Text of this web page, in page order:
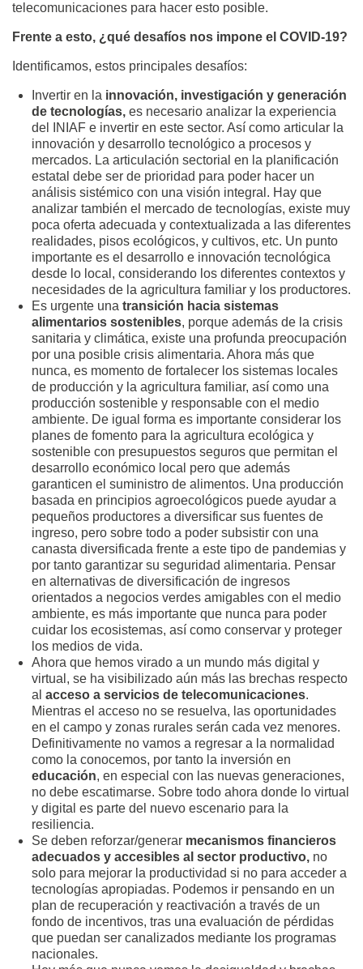
telecomunicaciones para hacer esto posible.
Frente a esto, ¿qué desafíos nos impone el COVID-19?
Identificamos, estos principales desafíos:
Invertir en la innovación, investigación y generación
de tecnologías, es necesario analizar la experiencia
del INIAF e invertir en este sector. Así como articular la
innovación y desarrollo tecnológico a procesos y
mercados. La articulación sectorial en la planificación
estatal debe ser de prioridad para poder hacer un
análisis sistémico con una visión integral. Hay que
analizar también el mercado de tecnologías, existe muy
poca oferta adecuada y contextualizada a las diferentes
realidades, pisos ecológicos, y cultivos, etc. Un punto
importante es el desarrollo e innovación tecnológica
desde lo local, considerando los diferentes contextos y
necesidades de la agricultura familiar y los productores.
Es urgente una transición hacia sistemas
alimentarios sostenibles, porque además de la crisis
sanitaria y climática, existe una profunda preocupación
por una posible crisis alimentaria. Ahora más que
nunca, es momento de fortalecer los sistemas locales
de producción y la agricultura familiar, así como una
producción sostenible y responsable con el medio
ambiente. De igual forma es importante considerar los
planes de fomento para la agricultura ecológica y
sostenible con presupuestos seguros que permitan el
desarrollo económico local pero que además
garanticen el suministro de alimentos. Una producción
basada en principios agroecológicos puede ayudar a
pequeños productores a diversificar sus fuentes de
ingreso, pero sobre todo a poder subsistir con una
canasta diversificada frente a este tipo de pandemias y
por tanto garantizar su seguridad alimentaria. Pensar
en alternativas de diversificación de ingresos
orientados a negocios verdes amigables con el medio
ambiente, es más importante que nunca para poder
cuidar los ecosistemas, así como conservar y proteger
los medios de vida.
Ahora que hemos virado a un mundo más digital y
virtual, se ha visibilizado aún más las brechas respecto
al acceso a servicios de telecomunicaciones.
Mientras el acceso no se resuelva, las oportunidades
en el campo y zonas rurales serán cada vez menores.
Definitivamente no vamos a regresar a la normalidad
como la conocemos, por tanto la inversión en
educación, en especial con las nuevas generaciones,
no debe escatimarse. Sobre todo ahora donde lo virtual
y digital es parte del nuevo escenario para la
resiliencia.
Se deben reforzar/generar mecanismos financieros
adecuados y accesibles al sector productivo, no
solo para mejorar la productividad si no para acceder a
tecnologías apropiadas. Podemos ir pensando en un
plan de recuperación y reactivación a través de un
fondo de incentivos, tras una evaluación de pérdidas
que puedan ser canalizados mediante los programas
nacionales.